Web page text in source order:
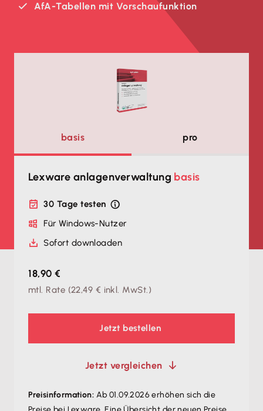
AfA-Tabellen mit Vorschaufunktion
basis pro
Lexware anlagenverwaltung basis
30 Tage testen
Für Windows-Nutzer
Sofort downloaden
18,90 €
mtl. Rate (22,49 € inkl. MwSt.)
Jetzt bestellen
Jetzt vergleichen
Preisinformation: Ab 01.09.2026 erhöhen sich die